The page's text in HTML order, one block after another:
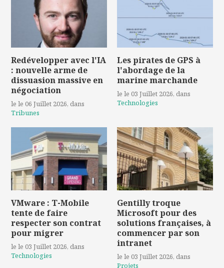
Redévelopper avec l'IA
: nouvelle arme de
dissuasion massive en
négociation
le le 06 Juillet 2026, dans
Tribunes
Les pirates de GPS à
l'abordage de la
marine marchande
le le 03 Juillet 2026, dans
Technologies
VMware : T-Mobile
tente de faire
respecter son contrat
pour migrer
le le 03 Juillet 2026, dans
Technologies
Gentilly troque
Microsoft pour des
solutions françaises, à
commencer par son
intranet
le le 03 Juillet 2026, dans
Projets